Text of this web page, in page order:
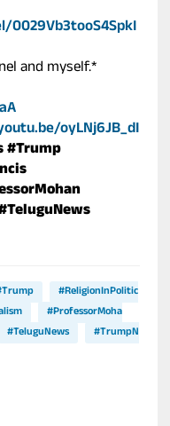
0029Vb3tooS4SpkI
and myself.*
oyLNj6JB_dI
#Trump
#ReligionInPolitic
#ProfessorMoha
#TeluguNews
#TrumpN